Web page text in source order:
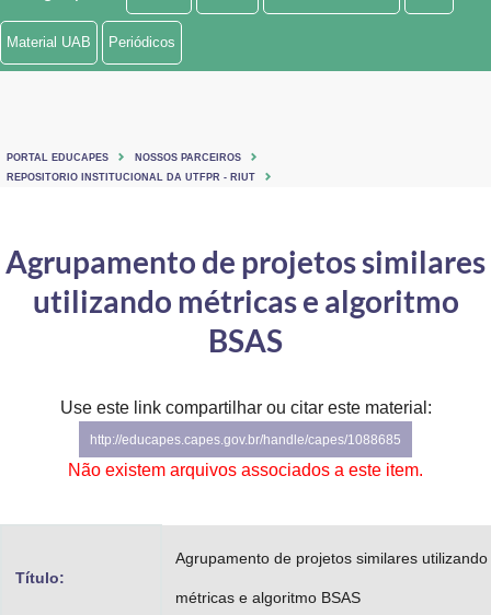
Ministério de Minas e Energia
Ministério do Turismo
Controladoria-Geral da União
Secretaria de Governo
Gabinete de Segurança Institucional
Material UAB Periódicos
PORTAL EDUCAPES
NOSSOS PARCEIROS
REPOSITORIO INSTITUCIONAL DA UTFPR - RIUT
Agrupamento de projetos similares
utilizando métricas e algoritmo
BSAS
Use este link compartilhar ou citar este material:
http://educapes.capes.gov.br/handle/capes/1088685
Não existem arquivos associados a este item.
Título:
Agrupamento de projetos similares utilizando
métricas e algoritmo BSAS